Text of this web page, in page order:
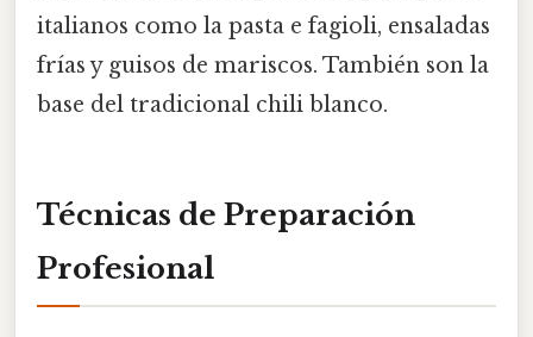
italianos como la pasta e fagioli, ensaladas
frías y guisos de mariscos. También son la
base del tradicional chili blanco.
Técnicas de Preparación
Profesional